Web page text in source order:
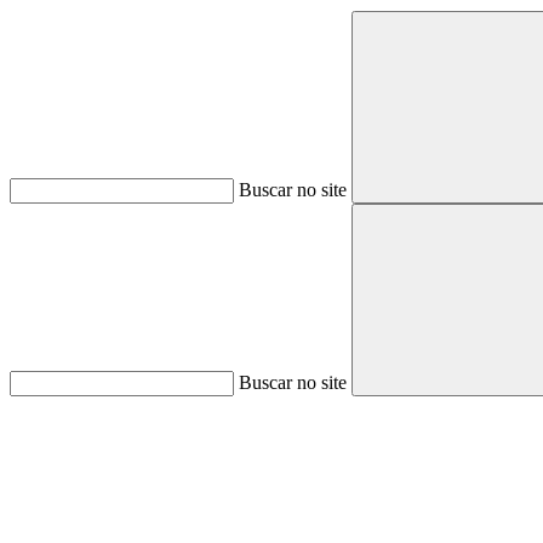
Buscar no site
Buscar no site